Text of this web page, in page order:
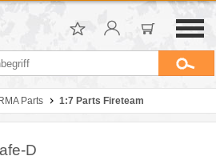
Parts 1:7 Parts Fireteam
D